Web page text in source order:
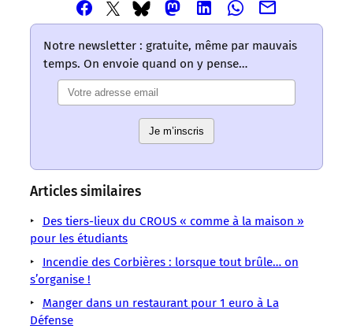
cet
article
–
Les
sens
/
LMOUS
–
Initiatives
Solidarité
« Une
Partager
cet
article
via
Twitter
–
un
sens
LMOUS
–
ancienne
d’éclusier
Partager
cet
article
via
Bluesky
–
Les
mots
un
sens
LMOUS
dans
est
cet
article
via
Mastodon
Les
mots
ont
LMOUS
associatif,
une
cet
article
Linkedin
Les
mots
ont
LMOUS
cet
via
Les
LMOUS
cet
article
Les
LMOUS
Notre newsletter : gratuite, même par mauvais
temps. On envoie quand on y pense…
Je m’inscris
Articles similaires
Des tiers-lieux du CROUS « comme à la maison »
pour les étudiants
Incendie des Corbières : lorsque tout brûle… on
s’organise !
Manger dans un restaurant pour 1 euro à La
Défense